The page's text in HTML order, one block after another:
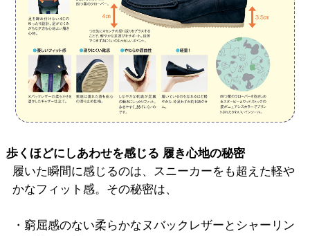
歩くほどにしあわせを感じる 履き心地の秘密
履いた瞬間に感じるのは、スニーカーをも超えた軽や
かなフィット感。その秘密は、
・窮屈感のない柔らかなヌバックレザーとシャーリン